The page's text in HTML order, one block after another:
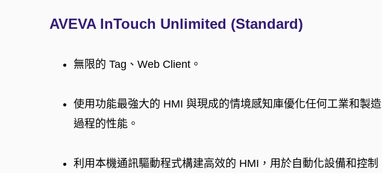
AVEVA InTouch Unlimited (Standard)
無限的 Tag、Web Client。
使用功能最強大的 HMI 與現成的情境感知庫優化任何工業和製造
過程的性能。
利用本機通訊驅動程式構建高效的 HMI，用於自動化設備和控制